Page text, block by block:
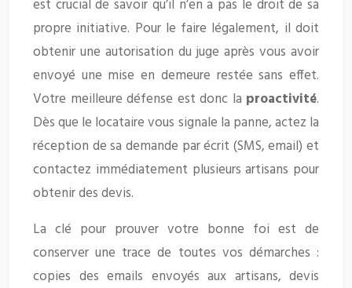
est crucial de savoir qu’il n’en a pas le droit de sa
propre initiative. Pour le faire légalement, il doit
obtenir une autorisation du juge après vous avoir
envoyé une mise en demeure restée sans effet.
Votre meilleure défense est donc la proactivité.
Dès que le locataire vous signale la panne, actez la
réception de sa demande par écrit (SMS, email) et
contactez immédiatement plusieurs artisans pour
obtenir des devis.
La clé pour prouver votre bonne foi est de
conserver une trace de toutes vos démarches :
copies des emails envoyés aux artisans, devis